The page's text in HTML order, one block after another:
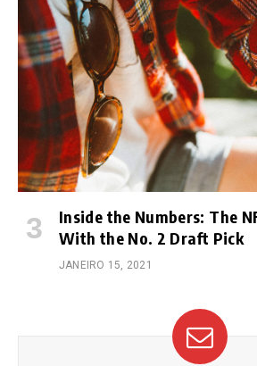
Inside the Numbers: The
With the No. 2 Draft Pick
JANEIRO 15, 2021